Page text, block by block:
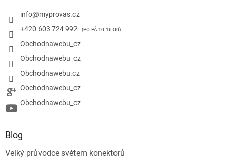
info@myprovas.cz
+420 603 724 992
Obchodnawebu_cz
Obchodnawebu_cz
Obchodnawebu.cz
Obchodnawebu_cz
Obchodnawebu_cz
Blog
Velký průvodce světem konektorů